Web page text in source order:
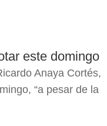
este domingo
Anaya Cortés,
“a pesar de la